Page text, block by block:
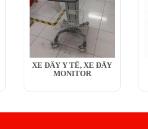
XE ĐẨY Y TẾ, XE ĐẨY
MONITOR